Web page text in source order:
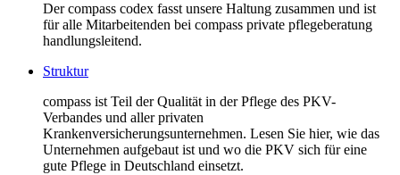
Der compass codex fasst unsere Haltung zusammen und ist
für alle Mitarbeitenden bei compass private pflegeberatung
handlungsleitend.
Struktur
compass ist Teil der Qualität in der Pflege des PKV-
Verbandes und aller privaten
Krankenversicherungsunternehmen. Lesen Sie hier, wie das
Unternehmen aufgebaut ist und wo die PKV sich für eine
gute Pflege in Deutschland einsetzt.